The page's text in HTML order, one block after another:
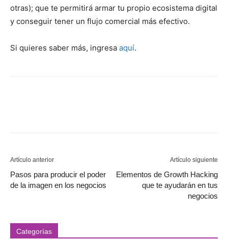
otras); que te permitirá armar tu propio ecosistema digital
y conseguir tener un flujo comercial más efectivo.
Si quieres saber más, ingresa aquí.
Artículo anterior
Pasos para producir el poder
de la imagen en los negocios
Artículo siguiente
Elementos de Growth Hacking
que te ayudarán en tus
negocios
Categorías